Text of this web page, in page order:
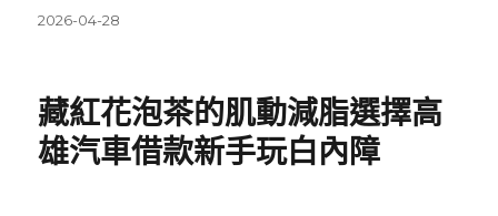
發
2026-04-28
藏紅花泡茶的肌動減脂選擇高
雄汽車借款新手玩白內障